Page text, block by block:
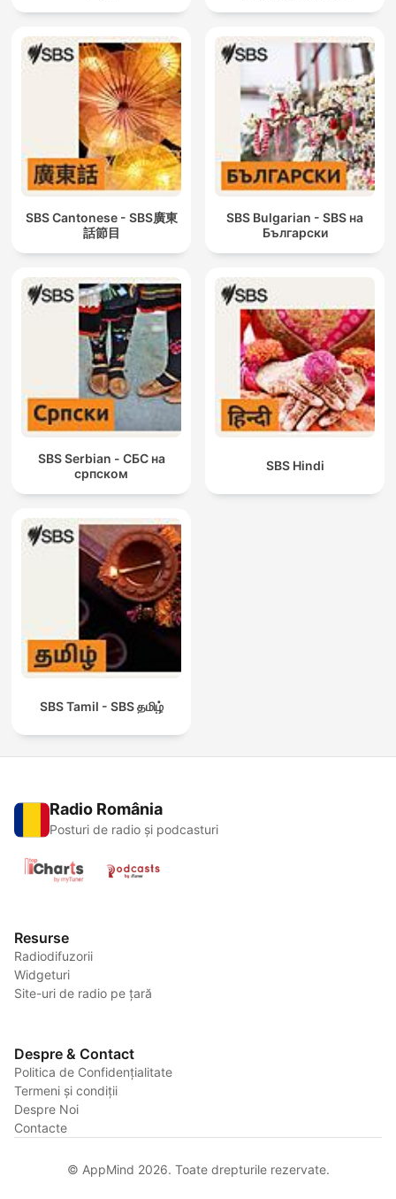
SBS Cantonese - SBS廣東
話節目
SBS Bulgarian - SBS на
Български
SBS Serbian - СБС на
српском
SBS Hindi
SBS Tamil - SBS தமிழ்
Radio România
Posturi de radio și podcasturi
Resurse
Radiodifuzorii
Widgeturi
Site-uri de radio pe țară
Despre & Contact
Politica de Confidențialitate
Termeni și condiții
Despre Noi
Contacte
© AppMind 2026. Toate drepturile rezervate.